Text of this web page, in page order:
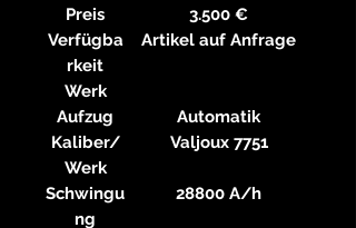
Preis
3.500 €
Verfügba
rkeit
Artikel auf Anfrage
Werk
Aufzug
Automatik
Kaliber/
Werk
Valjoux 7751
Schwingu
ng
28800 A/h